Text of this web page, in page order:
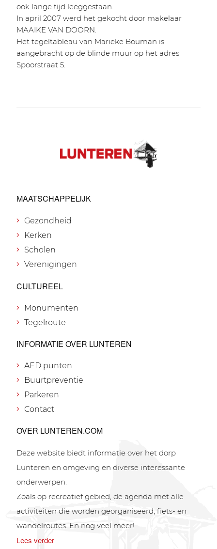
ook lange tijd leeggestaan.
In april 2007 werd het gekocht door makelaar
MAAIKE VAN DOORN.
Het tegeltableau van Marieke Bouman is
aangebracht op de blinde muur op het adres
Spoorstraat 5.
MAATSCHAPPELIJK
Gezondheid
Kerken
Scholen
Verenigingen
CULTUREEL
Monumenten
Tegelroute
INFORMATIE OVER LUNTEREN
AED punten
Buurtpreventie
Parkeren
Contact
OVER LUNTEREN.COM
Deze website biedt informatie over het dorp
Lunteren en omgeving en diverse interessante
onderwerpen.
Zoals op recreatief gebied, de agenda met alle
activiteiten die worden georganiseerd, fiets- en
wandelroutes. En nog veel meer!
Lees verder